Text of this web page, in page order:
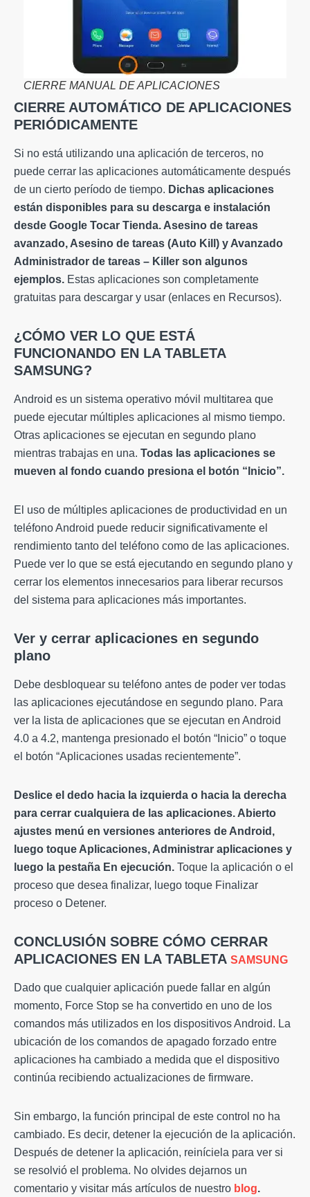
CIERRE MANUAL DE APLICACIONES
CIERRE AUTOMÁTICO DE APLICACIONES
PERIÓDICAMENTE
Si no está utilizando una aplicación de terceros, no
puede cerrar las aplicaciones automáticamente después
de un cierto período de tiempo. Dichas aplicaciones
están disponibles para su descarga e instalación
desde Google Tocar Tienda. Asesino de tareas
avanzado, Asesino de tareas (Auto Kill) y Avanzado
Administrador de tareas – Killer son algunos
ejemplos. Estas aplicaciones son completamente
gratuitas para descargar y usar (enlaces en Recursos).
¿CÓMO VER LO QUE ESTÁ
FUNCIONANDO EN LA TABLETA
SAMSUNG?
Android es un sistema operativo móvil multitarea que
puede ejecutar múltiples aplicaciones al mismo tiempo.
Otras aplicaciones se ejecutan en segundo plano
mientras trabajas en una. Todas las aplicaciones se
mueven al fondo cuando presiona el botón “Inicio”.
El uso de múltiples aplicaciones de productividad en un
teléfono Android puede reducir significativamente el
rendimiento tanto del teléfono como de las aplicaciones.
Puede ver lo que se está ejecutando en segundo plano y
cerrar los elementos innecesarios para liberar recursos
del sistema para aplicaciones más importantes.
Ver y cerrar aplicaciones en segundo
plano
Debe desbloquear su teléfono antes de poder ver todas
las aplicaciones ejecutándose en segundo plano. Para
ver la lista de aplicaciones que se ejecutan en Android
4.0 a 4.2, mantenga presionado el botón “Inicio” o toque
el botón “Aplicaciones usadas recientemente”.
Deslice el dedo hacia la izquierda o hacia la derecha
para cerrar cualquiera de las aplicaciones. Abierto
ajustes menú en versiones anteriores de Android,
luego toque Aplicaciones, Administrar aplicaciones y
luego la pestaña En ejecución. Toque la aplicación o el
proceso que desea finalizar, luego toque Finalizar
proceso o Detener.
CONCLUSIÓN SOBRE CÓMO CERRAR
APLICACIONES EN LA TABLETA SAMSUNG
Dado que cualquier aplicación puede fallar en algún
momento, Force Stop se ha convertido en uno de los
comandos más utilizados en los dispositivos Android. La
ubicación de los comandos de apagado forzado entre
aplicaciones ha cambiado a medida que el dispositivo
continúa recibiendo actualizaciones de firmware.
Sin embargo, la función principal de este control no ha
cambiado. Es decir, detener la ejecución de la aplicación.
Después de detener la aplicación, reiníciela para ver si
se resolvió el problema. No olvides dejarnos un
comentario y visitar más artículos de nuestro blog.